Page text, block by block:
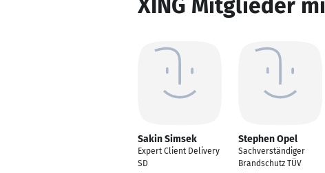
XING Mitglieder
Sakin Simsek
Expert Client Delivery
SD
Stephen Opel
Sachverständiger
Brandschutz TÜV